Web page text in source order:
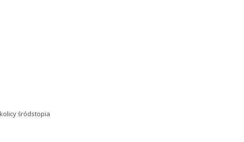
śródstopia